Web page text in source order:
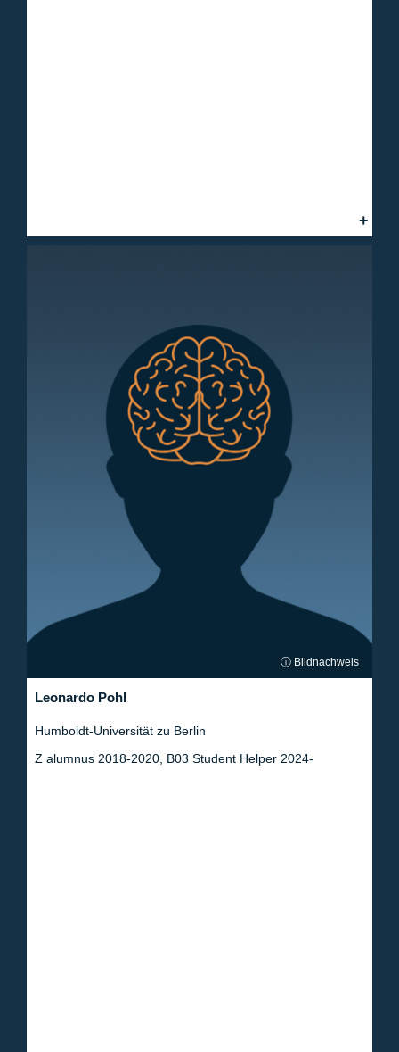
ⓘ Bildnachweis
Leonardo Pohl
Humboldt-Universität zu Berlin
Z alumnus 2018-2020, B03 Student Helper 2024-